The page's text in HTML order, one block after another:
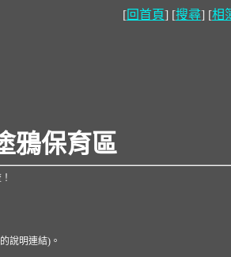
[回首頁] [搜尋] [相
鴉保育區
說明連結)。